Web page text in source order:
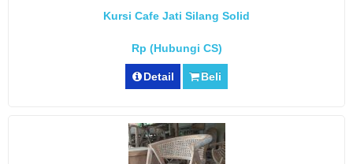
Kursi Cafe Jati Silang Solid
Rp (Hubungi CS)
Detail Beli